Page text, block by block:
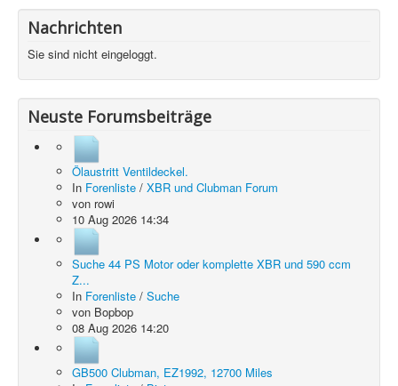
Nachrichten
Sie sind nicht eingeloggt.
Neuste Forumsbeiträge
Ölaustritt Ventildeckel.
In Forenliste / XBR und Clubman Forum
von rowi
10 Aug 2026 14:34
Suche 44 PS Motor oder komplette XBR und 590 ccm
Z...
In Forenliste / Suche
von Bopbop
08 Aug 2026 14:20
GB500 Clubman, EZ1992, 12700 Miles